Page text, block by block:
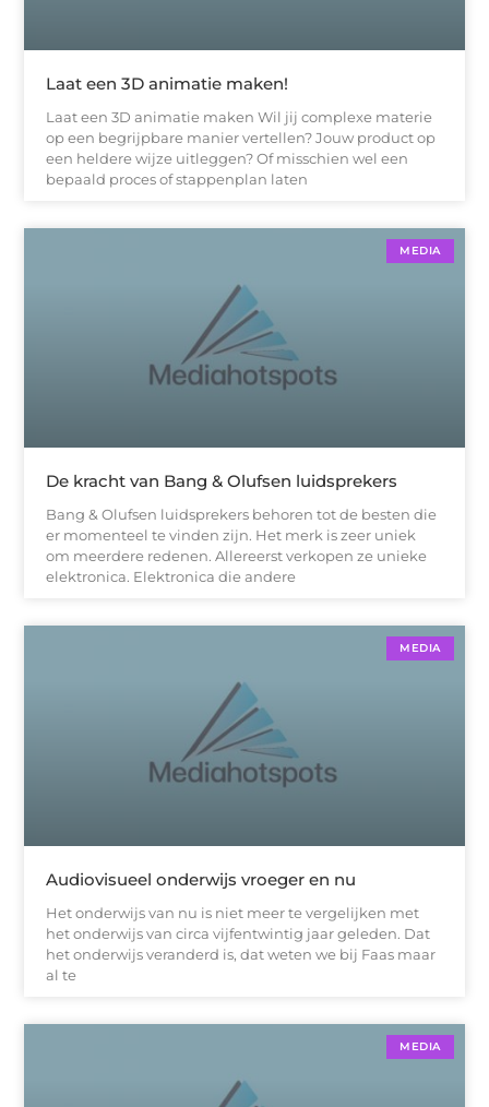
Laat een 3D animatie maken!
Laat een 3D animatie maken Wil jij complexe materie
op een begrijpbare manier vertellen? Jouw product op
een heldere wijze uitleggen? Of misschien wel een
bepaald proces of stappenplan laten
MEDIA
De kracht van Bang & Olufsen luidsprekers
Bang & Olufsen luidsprekers behoren tot de besten die
er momenteel te vinden zijn. Het merk is zeer uniek
om meerdere redenen. Allereerst verkopen ze unieke
elektronica. Elektronica die andere
MEDIA
Audiovisueel onderwijs vroeger en nu
Het onderwijs van nu is niet meer te vergelijken met
het onderwijs van circa vijfentwintig jaar geleden. Dat
het onderwijs veranderd is, dat weten we bij Faas maar
al te
MEDIA